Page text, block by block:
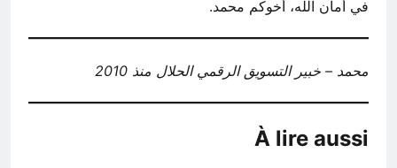
في أمان الله، أخوكم محمد.
محمد – خبير التسويق الرقمي الحلال منذ 2010
À lire aussi